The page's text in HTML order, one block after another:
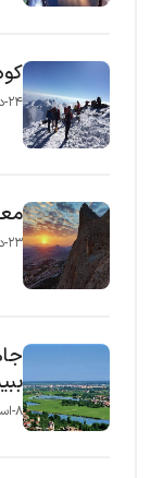
۲۴-دی-۱۴۰۲
۲۳-دی-۱۴۰۲
۸-اسفند-۱۴۰۲